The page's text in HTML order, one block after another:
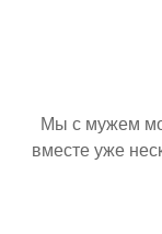
Мы с мужем
вместе уже